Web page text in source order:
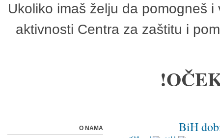
Ukoliko imaš želju da pomogneš
aktivnosti Centra za zaštitu i
BiH
O NAMA